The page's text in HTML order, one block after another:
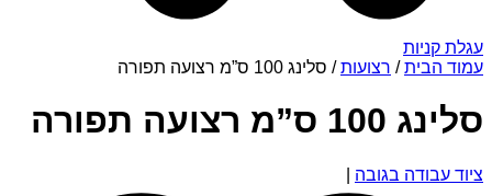
עגלת קניות
עמוד הבית/ רצועות/ סלינג 100 ס”מ רצועה תפורה
סלינג 100 ס”מ רצועה תפורה
ציוד עבודה בגובה